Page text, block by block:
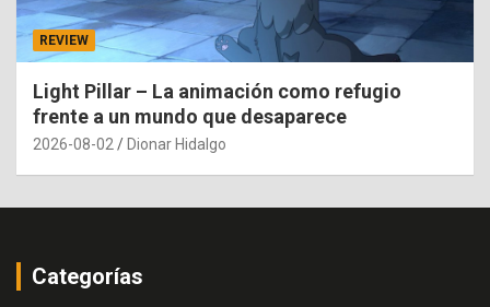
REVIEW
Light Pillar – La animación como refugio
frente a un mundo que desaparece
2026-08-02 Dionar Hidalgo
Categorías